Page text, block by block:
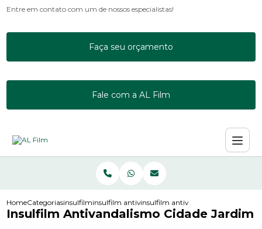
Entre em contato com um de nossos especialistas!
Faça seu orçamento
Fale com a AL Film
HomeCategoriasinsulfilminsulfilm antivandalismoinsulfilm antivandalismo cidade
Insulfilm Antivandalismo Cidade Jardim